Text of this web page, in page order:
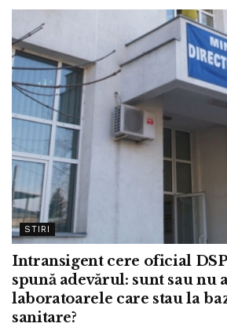
STIRI
Intransigent cere oficial
spună adevărul: sunt sau nu
laboratoarele care stau la
sanitare?